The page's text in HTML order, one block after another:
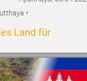
•
Land für